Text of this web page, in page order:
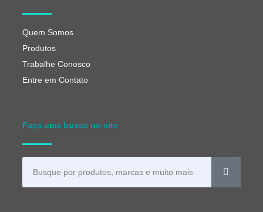
Quem Somos
Produtos
Trabalhe Conosco
Entre em Contato
Faça uma busca no site